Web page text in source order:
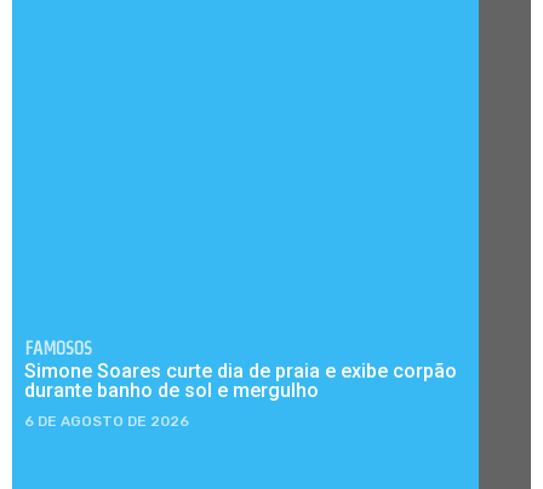
FAMOSOS
Simone Soares curte dia de praia e exibe corpão
durante banho de sol e mergulho
6 DE AGOSTO DE 2026